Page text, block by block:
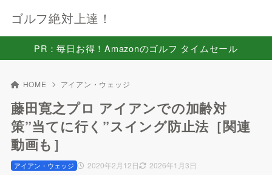
ゴルフ絶対上達！
PR：毎日お得！Amazonのゴルフ タイムセール
HOME アイアン・ウェッジ
藤田寛之プロ アイアンでの加齢対
策”当てに行く”スイング防止法［関連
動画も］
2020年2月12日 2026年1月3日
アイアン・ウェッジ